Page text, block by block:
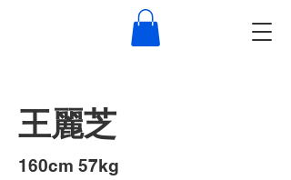
王麗芝
​160cm 57kg